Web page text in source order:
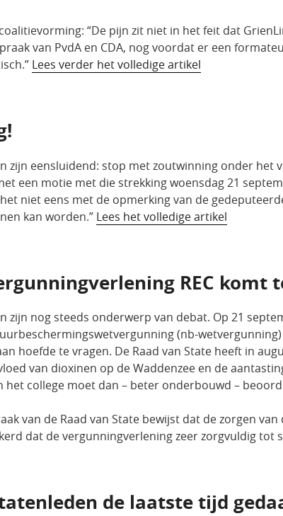
“De pijn zit niet in het feit dat
van PvdA en CDA, nog voordat er een
Lees verder het volledige artikel
zijn eensluidend: stop met zoutwinning onder het
een motie met die strekking woensdag 21
niet eens met de opmerking van de
kan worden.” Lees het volledige artikel
REC komt
zijn nog steeds onderwerp van debat. Op 21
(nb-
hoefde te vragen. De Raad van State heeft in
van dioxinen op de Waddenzee en de
het college moet dan – beter onderbouwd –
van de Raad van State bewijst dat de zorgen
dat de vergunningverlening zeer zorgvuldig tot
de laatste tijd